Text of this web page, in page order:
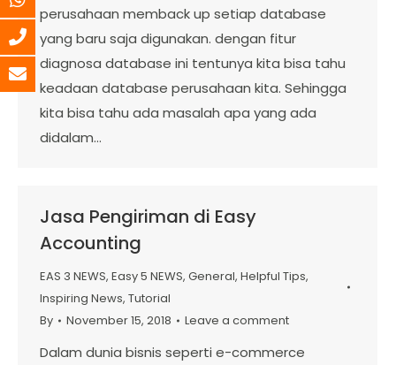
perusahaan memback up setiap database
yang baru saja digunakan. dengan fitur
diagnosa database ini tentunya kita bisa tahu
keadaan database perusahaan kita. Sehingga
kita bisa tahu ada masalah apa yang ada
didalam…
Jasa Pengiriman di Easy
Accounting
EAS 3 NEWS, Easy 5 NEWS, General, Helpful Tips,
Inspiring News, Tutorial
By
November 15, 2018 Leave a comment
Dalam dunia bisnis seperti e-commerce